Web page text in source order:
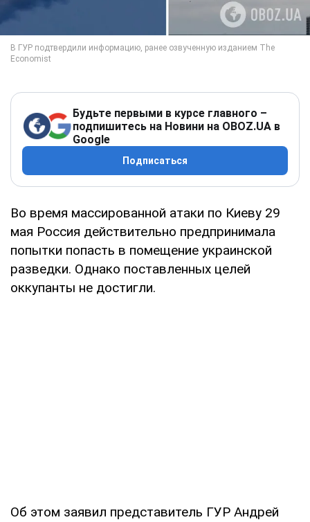
Будьте первыми в курсе главного –
подпишитесь на Новини на OBOZ.UA в
Google
Подписаться
Во время массированной атаки по Киеву 29
мая Россия действительно предпринимала
попытки попасть в помещение украинской
разведки. Однако поставленных целей
оккупанты не достигли.
Об этом заявил представитель ГУР Андрей